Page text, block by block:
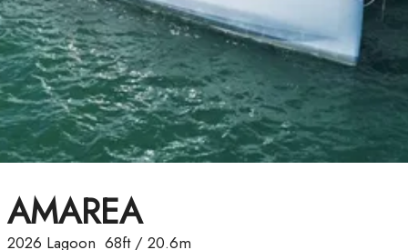
AMAREA
2026 Lagoon 68ft/ 20.6m